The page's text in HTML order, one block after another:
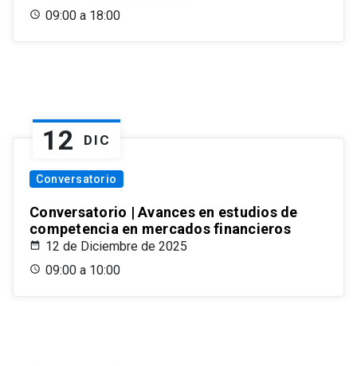
09:00 a 18:00
12 DIC
Conversatorio
Conversatorio | Avances en estudios de
competencia en mercados financieros
12 de Diciembre de 2025
09:00 a 10:00